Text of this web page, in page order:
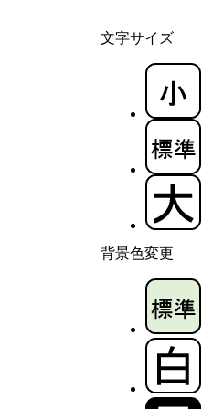
文字サイズ
背景色変更